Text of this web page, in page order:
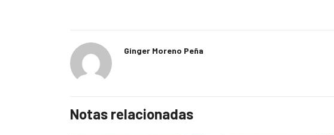
Ginger Moreno Peña
Notas relacionadas